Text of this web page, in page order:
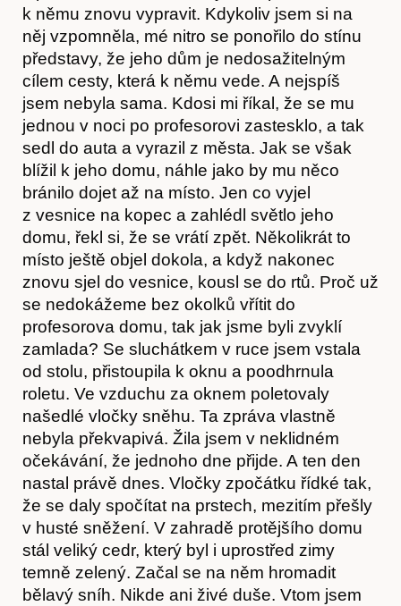
O nás
k němu znovu vypravit. Kdykoliv jsem si na
něj vzpomněla, mé nitro se ponořilo do stínu
představy, že jeho dům je nedosažitelným
cílem cesty, která k němu vede. A nejspíš
jsem nebyla sama. Kdosi mi říkal, že se mu
jednou v noci po profesorovi zastesklo, a tak
sedl do auta a vyrazil z města. Jak se však
blížil k jeho domu, náhle jako by mu něco
bránilo dojet až na místo. Jen co vyjel
z vesnice na kopec a zahlédl světlo jeho
domu, řekl si, že se vrátí zpět. Několikrát to
místo ještě objel dokola, a když nakonec
znovu sjel do vesnice, kousl se do rtů. Proč už
se nedokážeme bez okolků vřítit do
profesorova domu, tak jak jsme byli zvyklí
zamlada? Se sluchátkem v ruce jsem vstala
od stolu, přistoupila k oknu a poodhrnula
roletu. Ve vzduchu za oknem poletovaly
našedlé vločky sněhu. Ta zpráva vlastně
nebyla překvapivá. Žila jsem v neklidném
očekávání, že jednoho dne přijde. A ten den
nastal právě dnes. Vločky zpočátku řídké tak,
že se daly spočítat na prstech, mezitím přešly
v husté sněžení. V zahradě protějšího domu
stál veliký cedr, který byl i uprostřed zimy
temně zelený. Začal se na něm hromadit
bělavý sníh. Nikde ani živé duše. Vtom jsem